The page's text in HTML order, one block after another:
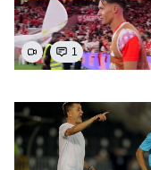
1